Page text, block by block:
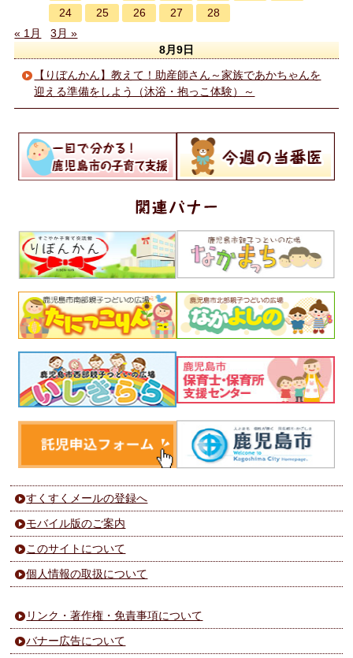
24
25 26 27
28
« 1月
3月 »
8月9日
【りぼんかん】教えて！助産師さん～家族であかちゃんを
迎える準備をしよう（沐浴・抱っこ体験）～
すくすくメールの登録へ
モバイル版のご案内
このサイトについて
個人情報の取扱について
リンク・著作権・免責事項について
バナー広告について